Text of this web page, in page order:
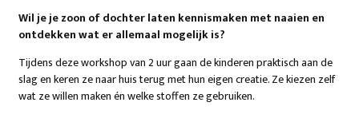
Wil je je zoon of dochter laten kennismaken met naaien en
ontdekken wat er allemaal mogelijk is?
Tijdens deze workshop van 2 uur gaan de kinderen praktisch aan de
slag en keren ze naar huis terug met hun eigen creatie. Ze kiezen zelf
wat ze willen maken én welke stoffen ze gebruiken.